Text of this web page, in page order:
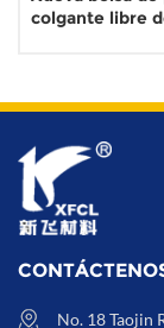
colgante libre
No. 18 Taojin